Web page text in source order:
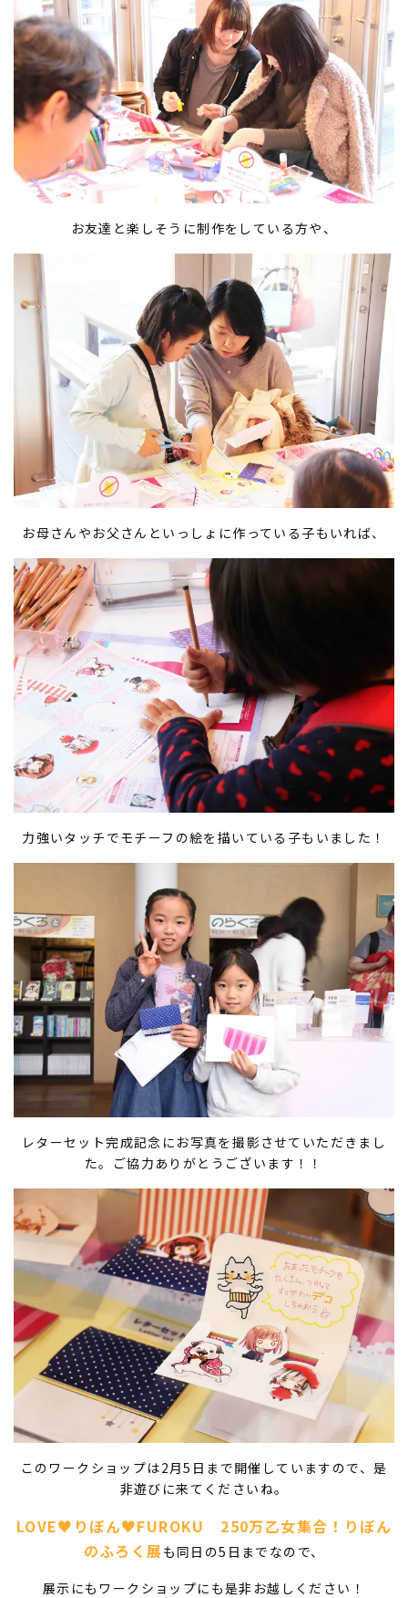
お友達と楽しそうに制作をしている方や、
お母さんやお父さんといっしょに作っている子もいれば、
力強いタッチでモチーフの絵を描いている子もいました！
レターセット完成記念にお写真を撮影させていただきまし
た。ご協力ありがとうございます！！
このワークショップは2月5日まで開催していますので、是
非遊びに来てくださいね。
LOVE♥りぼん♥FUROKU 250万乙女集合！りぼん
のふろく展 も同日の5日までなので、
展示にもワークショップにも是非お越しください！